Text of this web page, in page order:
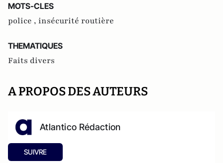
MOTS-CLES
police , insécurité routière
THEMATIQUES
Faits divers
A PROPOS DES AUTEURS
Atlantico Rédaction
SUIVRE